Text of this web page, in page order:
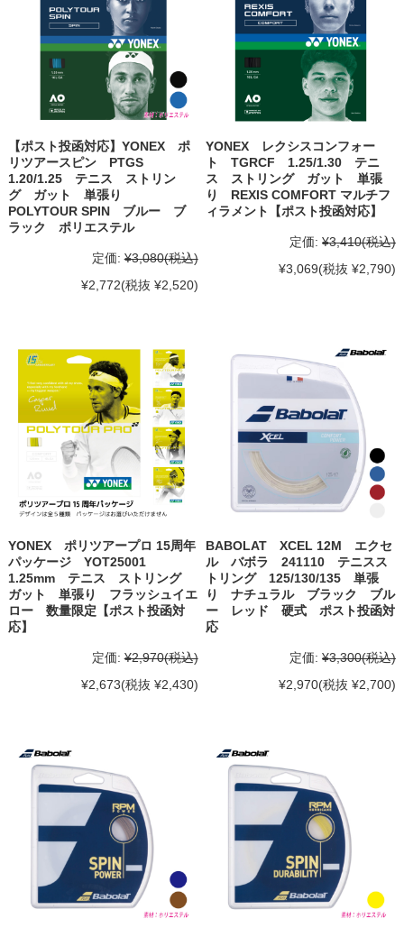
【ポスト投函対応】YONEX ポ
リツアースピン PTGS
1.20/1.25 テニス ストリン
グ ガット 単張り
POLYTOUR SPIN ブルー ブ
ラック ポリエステル
定価: ¥3,080(税込)
¥2,772(税抜 ¥2,520)
YONEX レクシスコンフォー
ト TGRCF 1.25/1.30 テニ
ス ストリング ガット 単張
り REXIS COMFORT マルチフ
ィラメント【ポスト投函対応】
定価: ¥3,410(税込)
¥3,069(税抜 ¥2,790)
YONEX ポリツアープロ 15周年
パッケージ YOT25001
1.25mm テニス ストリング
ガット 単張り フラッシュイエ
ロー 数量限定【ポスト投函対
応】
定価: ¥2,970(税込)
¥2,673(税抜 ¥2,430)
BABOLAT XCEL 12M エクセ
ル バボラ 241110 テニスス
トリング 125/130/135 単張
り ナチュラル ブラック ブル
ー レッド 硬式 ポスト投函対
応
定価: ¥3,300(税込)
¥2,970(税抜 ¥2,700)